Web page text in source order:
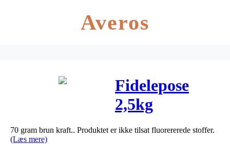
Averos
Fidelepose
2,5kg
korsbund
70 gram brun kraft.. Produktet er ikke tilsat fluorererede stoffer.
(Læs mere)